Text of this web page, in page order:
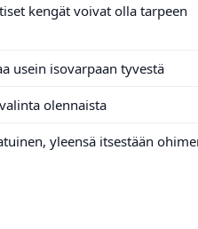
kengät voivat olla tarpeen
usein isovarpaan tyvestä
olennaista
yleensä itsestään